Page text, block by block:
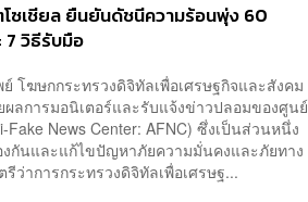
ซเชียล ยืนยันดัชนีความร้อนพุ่ง 60
7 วิธีรับมือ
โฆษกกระทรวงดิจิทัลเพื่อเศรษฐกิจและสังคม
ผลการมอนิเตอร์และรับแจ้งข่าวปลอมของศูนย์
News Center: AFNC) ซึ่งเป็นส่วนหนึ่ง
กันและแก้ไขปัญหาภัยความมั่นคงและภัยทาง
าการกระทรวงดิจิทัลเพื่อเศรษฐ...